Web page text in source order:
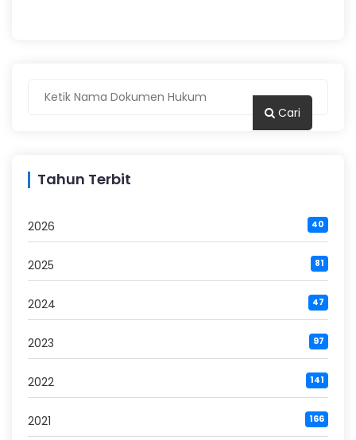
Cari
Tahun Terbit
2026 40
2025 81
2024 47
2023 97
2022 141
2021 166